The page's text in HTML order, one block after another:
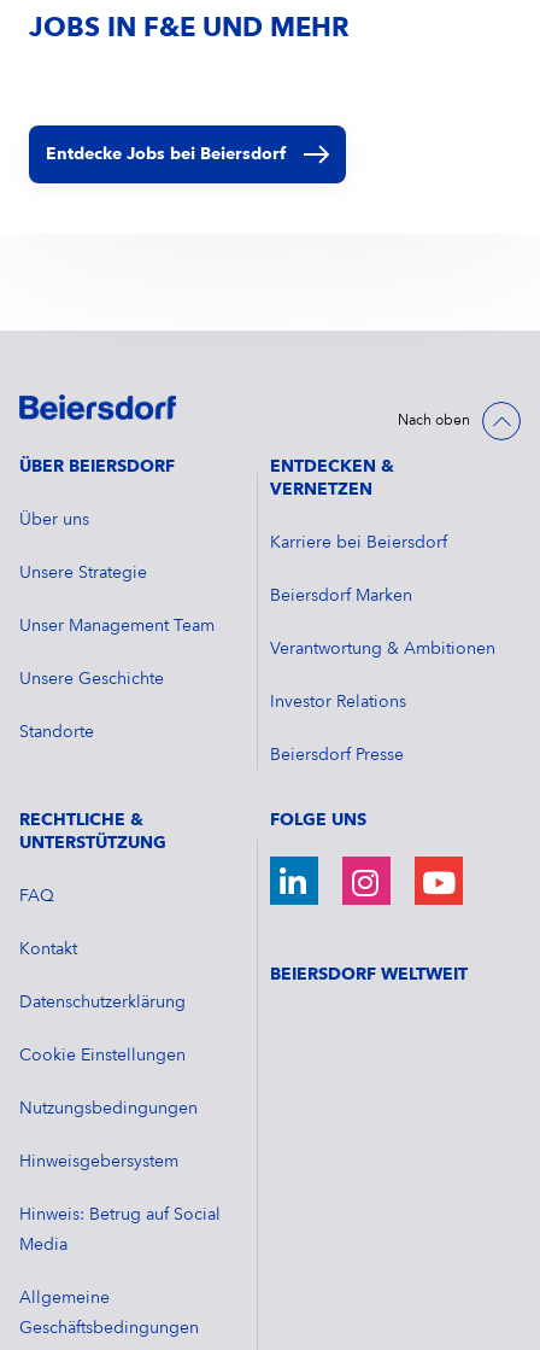
JOBS IN F&E UND MEHR
Entdecke Jobs bei Beiersdorf
Nach oben
ÜBER BEIERSDORF
Über uns
Unsere Strategie
Unser Management Team
Unsere Geschichte
Standorte
ENTDECKEN &
VERNETZEN
Karriere bei Beiersdorf
Beiersdorf Marken
Verantwortung & Ambitionen
Investor Relations
Beiersdorf Presse
RECHTLICHE &
UNTERSTÜTZUNG
FAQ
Kontakt
Datenschutzerklärung
Cookie Einstellungen
Nutzungsbedingungen
Hinweisgebersystem
Hinweis: Betrug auf Social
Media
Allgemeine
Geschäftsbedingungen
FOLGE UNS
BEIERSDORF WELTWEIT